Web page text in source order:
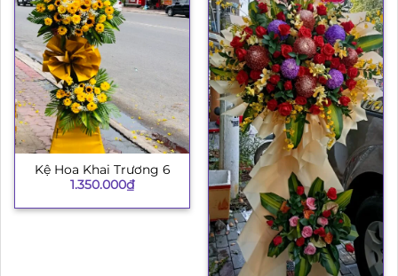
Kệ Hoa Khai Trương 6
1.350.000₫